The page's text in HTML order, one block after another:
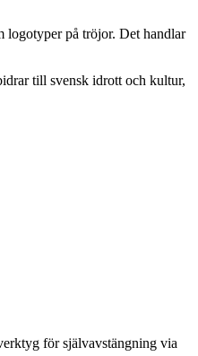
logotyper på tröjor. Det handlar
till svensk idrott och kultur,
för självavstängning via